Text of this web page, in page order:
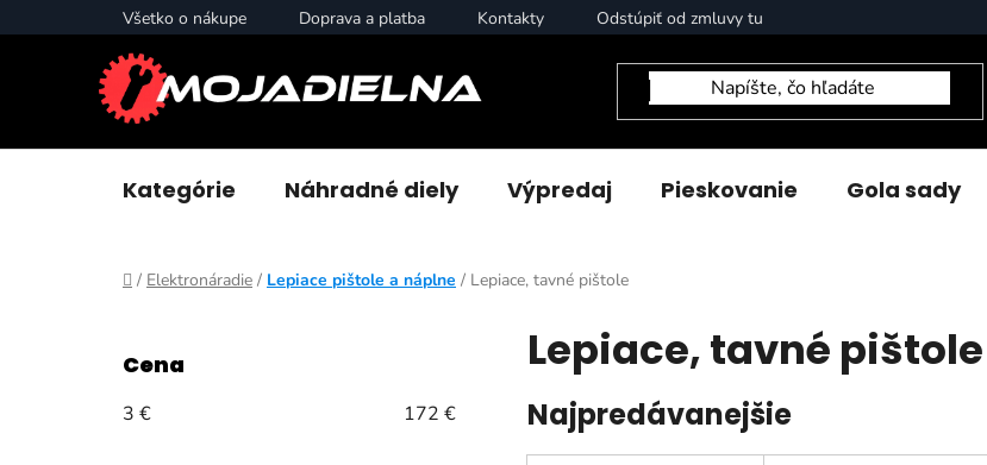
na
Všetko o nákupe Doprava a platba Kontakty Odstúpiť od zmluvy tu
Kategórie Náhradné diely Výpredaj Pieskovanie Gola sady
Domov
/ Elektronáradie / Lepiace pištole a náplne / Lepiace, tavné pištole
Cena
3 € 172 €
Lepiace, tavné pištole
Najpredávanejšie